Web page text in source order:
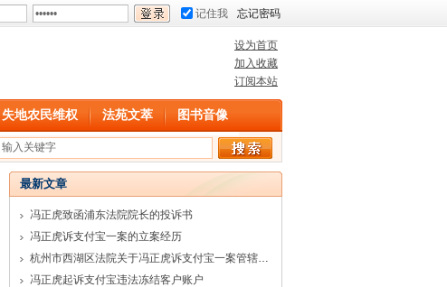
记住我 忘记密码
设为首页
加入收藏
订阅本站
失地农民维权 法苑文萃 图书音像
最新文章
冯正虎致函浦东法院院长的投诉书
冯正虎诉支付宝一案的立案经历
杭州市西湖区法院关于冯正虎诉支付宝一案管辖权的回复
冯正虎起诉支付宝违法冻结客户账户